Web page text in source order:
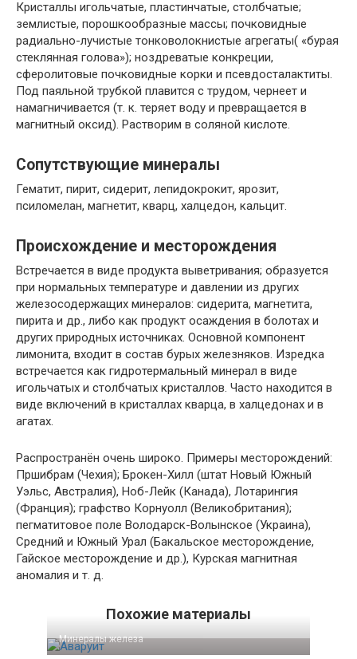
Кристаллы игольчатые, пластинчатые, столбчатые;
землистые, порошкообразные массы; почковидные
радиально-лучистые тонковолокнистые агрегаты( «бурая
стеклянная голова»); ноздреватые конкреции,
сферолитовые почковидные корки и псевдосталактиты.
Под паяльной трубкой плавится с трудом, чернеет и
намагничивается (т. к. теряет воду и превращается в
магнитный оксид). Растворим в соляной кислоте.
Сопутствующие минералы
Гематит, пирит, сидерит, лепидокрокит, ярозит,
псиломелан, магнетит, кварц, халцедон, кальцит.
Происхождение и месторождения
Встречается в виде продукта выветривания; образуется
при нормальных температуре и давлении из других
железосодержащих минералов: сидерита, магнетита,
пирита и др., либо как продукт осаждения в болотах и
других природных источниках. Основной компонент
лимонита, входит в состав бурых железняков. Изредка
встречается как гидротермальный минерал в виде
игольчатых и столбчатых кристаллов. Часто находится в
виде включений в кристаллах кварца, в халцедонах и в
агатах.
Распространён очень широко. Примеры месторождений:
Пршибрам (Чехия); Брокен-Хилл (штат Новый Южный
Уэльс, Австралия), Ноб-Лейк (Канада), Лотарингия
(Франция); графство Корнуолл (Великобритания);
пегматитовое поле Володарск-Волынское (Украина),
Средний и Южный Урал (Бакальское месторождение,
Гайское месторождение и др.), Курская магнитная
аномалия и т. д.
Похожие материалы
Минералы железа‎